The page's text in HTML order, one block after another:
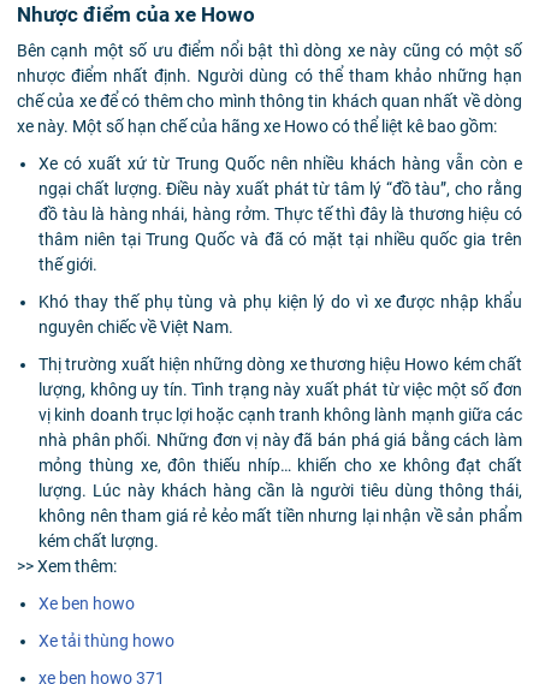
Nhược điểm của xe Howo
Bên cạnh một số ưu điểm nổi bật thì dòng xe này cũng có một số
nhược điểm nhất định. Người dùng có thể tham khảo những hạn
chế của xe để có thêm cho mình thông tin khách quan nhất về dòng
xe này. Một số hạn chế của hãng xe Howo có thể liệt kê bao gồm:
Xe có xuất xứ từ Trung Quốc nên nhiều khách hàng vẫn còn e
ngại chất lượng. Điều này xuất phát từ tâm lý “đồ tàu”, cho rằng
đồ tàu là hàng nhái, hàng rởm. Thực tế thì đây là thương hiệu có
thâm niên tại Trung Quốc và đã có mặt tại nhiều quốc gia trên
thế giới.
Khó thay thế phụ tùng và phụ kiện lý do vì xe được nhập khẩu
nguyên chiếc về Việt Nam.
Thị trường xuất hiện những dòng xe thương hiệu Howo kém chất
lượng, không uy tín. Tình trạng này xuất phát từ việc một số đơn
vị kinh doanh trục lợi hoặc cạnh tranh không lành mạnh giữa các
nhà phân phối. Những đơn vị này đã bán phá giá bằng cách làm
mỏng thùng xe, đôn thiếu nhíp… khiến cho xe không đạt chất
lượng. Lúc này khách hàng cần là người tiêu dùng thông thái,
không nên tham giá rẻ kẻo mất tiền nhưng lại nhận về sản phẩm
kém chất lượng.
>> Xem thêm:
Xe ben howo
Xe tải thùng howo
xe ben howo 371